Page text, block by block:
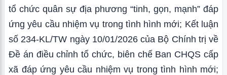
tổ chức quân sự địa phương “tinh, gọn, mạnh” đáp
ứng yêu cầu nhiệm vụ trong tình hình mới; Kết luận
số 234-KL/TW ngày 10/01/2026 của Bộ Chính trị về
Đề án điều chỉnh tổ chức, biên chế Ban CHQS cấp
xã đáp ứng yêu cầu nhiệm vụ trong tình hình mới;